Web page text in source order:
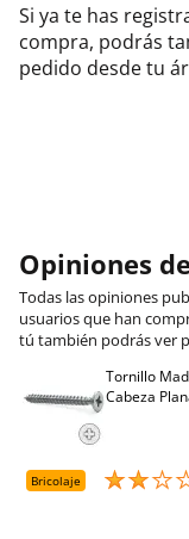
Si ya te has
compra, podrás
pedido desde tu
Opiniones
Todas las opiniones
usuarios que han
tú también podrás ver
Tornillo
Cabeza
Bricolaje